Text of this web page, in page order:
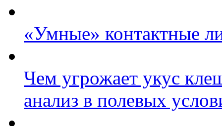
«Умные» контактные
Чем угрожает укус
анализ в полевых